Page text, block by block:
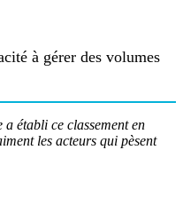
à gérer des volumes
établi ce classement en
les acteurs qui pèsent